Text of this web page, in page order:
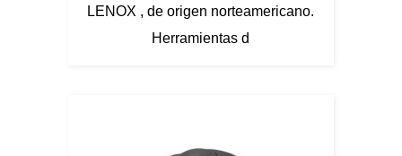
LENOX , de origen norteamericano.
Herramientas d